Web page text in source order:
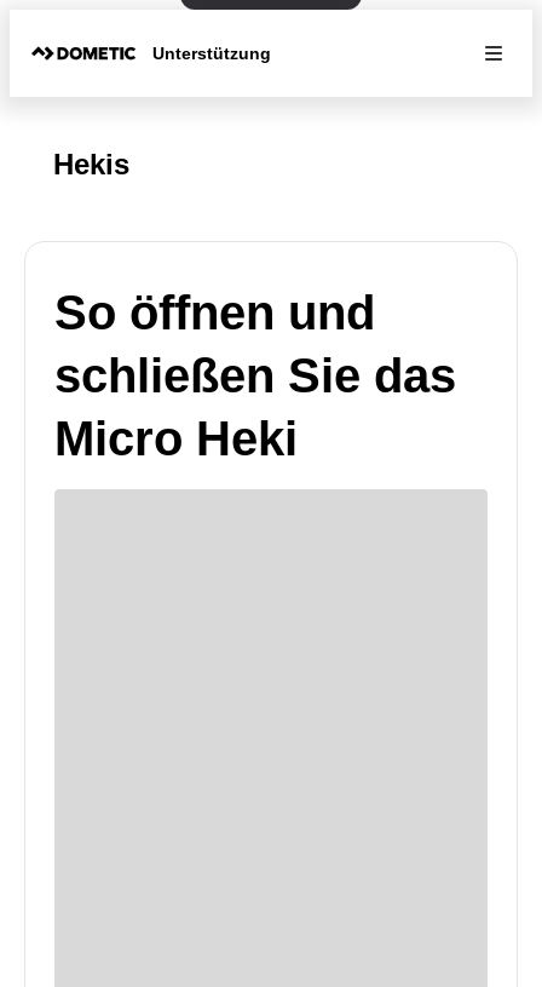
Unterstützung
Hekis
So öffnen und
schließen Sie das
Micro Heki